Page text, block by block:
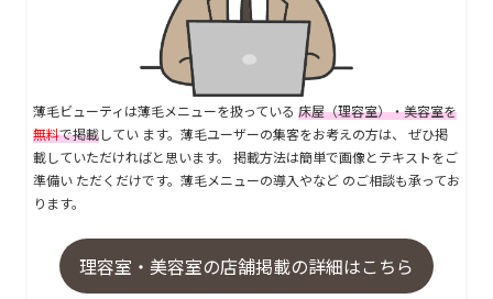
薄毛ビューティは薄毛メニューを扱っている 床屋（理容室）・美容室を
無料で掲載してい ます。薄毛ユーザーの集客をお考えの方は、 ぜひ掲
載していただければと思います。 掲載方法は簡単で画像とテキストをご
準備い ただくだけです。薄毛メニューの導入やなど のご相談も承ってお
ります。
理容室・美容室の店舗掲載の詳細はこちら